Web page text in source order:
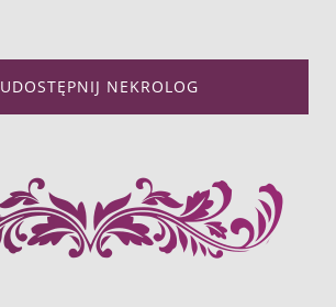
UDOSTĘPNIJ NEKROLOG